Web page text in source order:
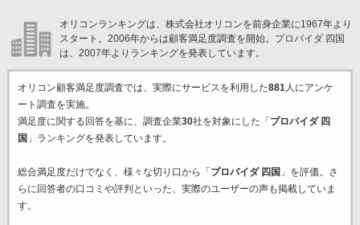
オリコンランキングは、株式会社オリコンを前身企業に1967年より
スタート。2006年からは顧客満足度調査を開始。プロバイダ 四国
は、2007年よりランキングを発表しています。
オリコン顧客満足度調査では、実際にサービスを利用した881人にアンケ
ート調査を実施。
満足度に関する回答を基に、調査企業30社を対象にした「 プロバイダ 四
国 」ランキングを発表しています。
総合満足度だけでなく、様々な切り口から「 プロバイダ 四国 」を評価。さ
らに回答者の口コミや評判といった、実際のユーザーの声も掲載していま
す。